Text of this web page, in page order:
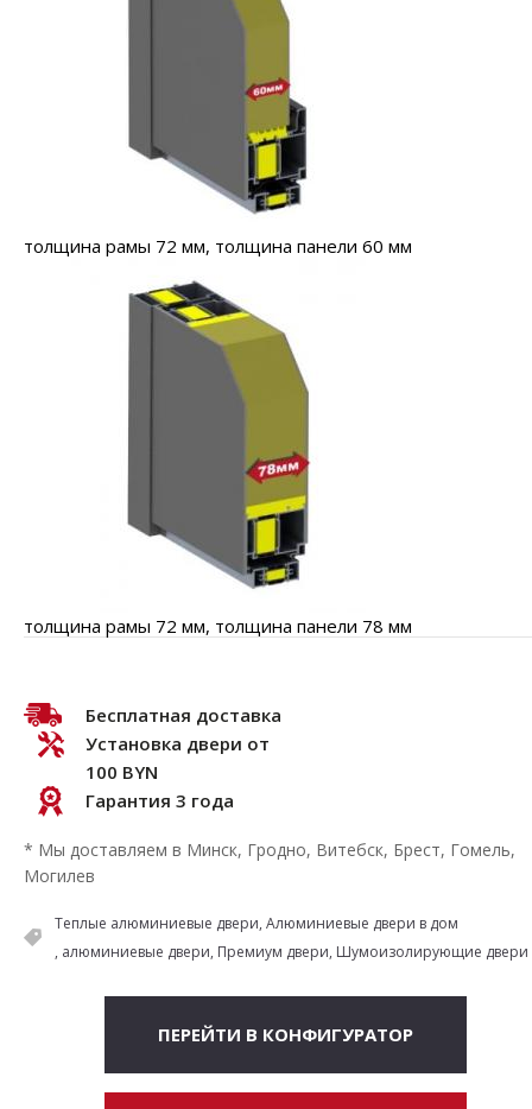
толщина рамы 72 мм, толщина панели 60 мм
толщина рамы 72 мм, толщина панели 78 мм
Бесплатная доставка
Установка двери от
100 BYN
Гарантия 3 года
* Мы доставляем в Минск, Гродно, Витебск, Брест, Гомель,
Могилев
Теплые алюминиевые двери Алюминиевые двери в дом
алюминиевые двери Премиум двери Шумоизолирующие двери
ПЕРЕЙТИ В КОНФИГУРАТОР